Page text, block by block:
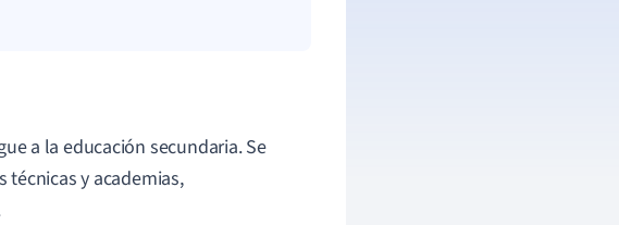
a la educación secundaria. Se
y academias,